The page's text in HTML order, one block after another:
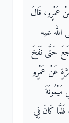
عَمْرٍو، قَالَ
عليه
حَتَّى نَفَخَ
عَنْ عَمْرٍو
فَلَمَّا كَانَ فِي